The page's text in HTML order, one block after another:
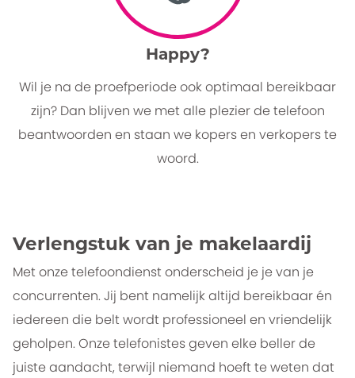
Happy?
Wil je na de proefperiode ook optimaal bereikbaar
zijn? Dan blijven we met alle plezier de telefoon
beantwoorden en staan we kopers en verkopers te
woord.
Verlengstuk van je makelaardij
Met onze telefoondienst onderscheid je je van je
concurrenten. Jij bent namelijk altijd bereikbaar én
iedereen die belt wordt professioneel en vriendelijk
geholpen. Onze telefonistes geven elke beller de
juiste aandacht, terwijl niemand hoeft te weten dat